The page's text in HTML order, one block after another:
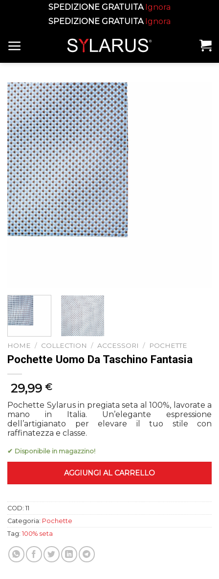
SPEDIZIONE GRATUITA Ignora
SPEDIZIONE GRATUITA Ignora
content
HOME / COLLECTION / ACCESSORI / POCHETTE
Pochette Uomo Da Taschino Fantasia
29,99€
Pochette Sylarus in pregiata seta al 100%, lavorate a
mano in Italia. Un’elegante espressione
dell’artigianato per elevare il tuo stile con
raffinatezza e classe.
✔ Disponibile in magazzino!
AGGIUNGI AL CARRELLO
COD: 11
Categoria: Pochette
Tag: 100% seta